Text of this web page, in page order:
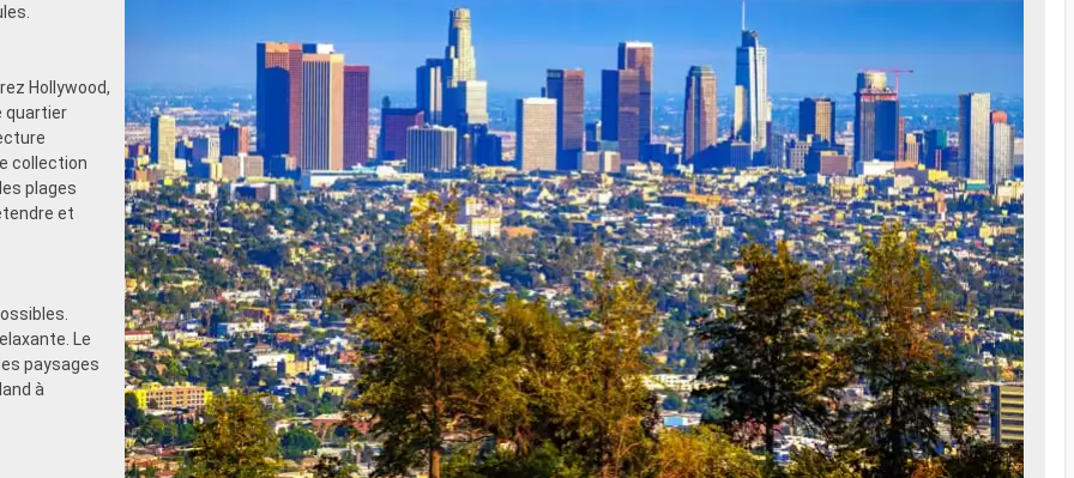
Hollywood,
quartier
collection
plages
et
Le
paysages
à